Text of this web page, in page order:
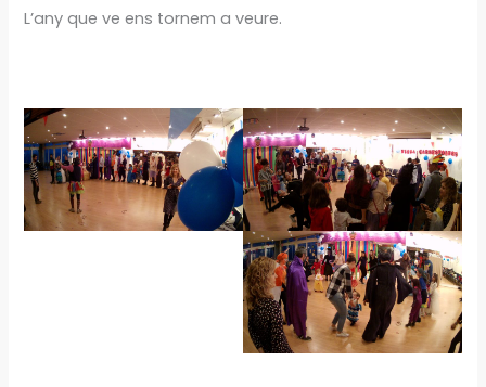
L’any que ve ens tornem a veure.